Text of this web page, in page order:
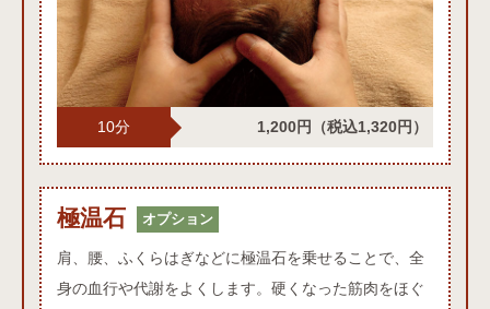
10分 1,200円 （税込1,320円）
極温石オプション
極温石 オプション
肩、腰、ふくらはぎなどに極温石を乗せることで、全
身の血行や代謝をよくします。硬くなった筋肉をほぐ